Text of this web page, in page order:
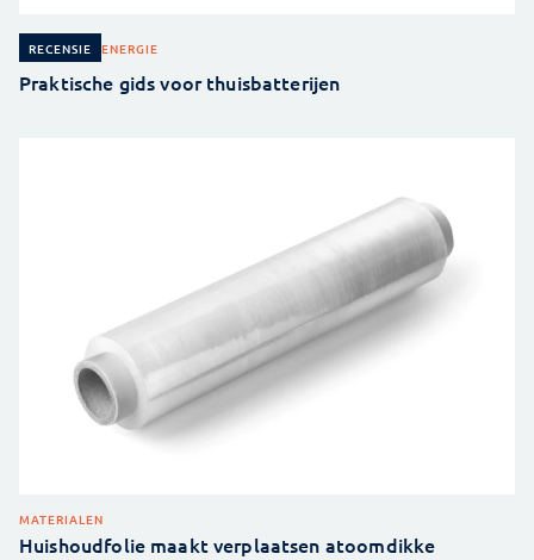
RECENSIE ENERGIE
Praktische gids voor thuisbatterijen
MATERIALEN
Huishoudfolie maakt verplaatsen atoomdikke